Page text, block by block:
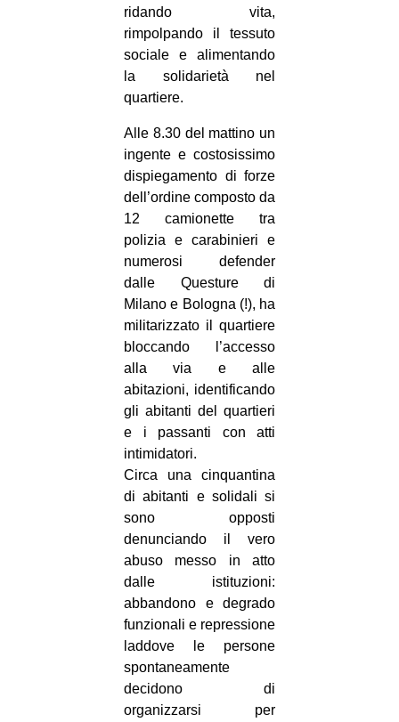
ridando vita,
rimpolpando il tessuto
sociale e alimentando
la solidarietà nel
quartiere.
Alle 8.30 del mattino un
ingente e costosissimo
dispiegamento di forze
dell’ordine composto da
12 camionette tra
polizia e carabinieri e
numerosi defender
dalle Questure di
Milano e Bologna (!), ha
militarizzato il quartiere
bloccando l’accesso
alla via e alle
abitazioni, identificando
gli abitanti del quartieri
e i passanti con atti
intimidatori.
Circa una cinquantina
di abitanti e solidali si
sono opposti
denunciando il vero
abuso messo in atto
dalle istituzioni:
abbandono e degrado
funzionali e repressione
laddove le persone
spontaneamente
decidono di
organizzarsi per